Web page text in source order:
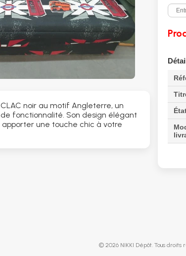
noir au motif Angleterre, un
fonctionnalité. Son design élégant
une touche chic à votre
© 2026 NIKKI Dépôt. Tous droits